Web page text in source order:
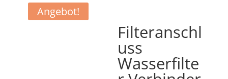
Angebot!
Filteranschl
uss
Wasserfilte